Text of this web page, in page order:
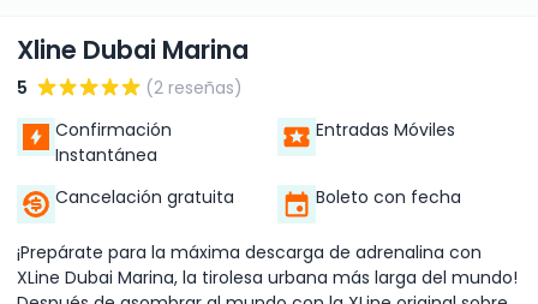
Xline Dubai Marina
5
(2 reseñas)
Confirmación
Instantánea
Entradas Móviles
Cancelación gratuita Boleto con fecha
¡Prepárate para la máxima descarga de adrenalina con
XLine Dubai Marina, la tirolesa urbana más larga del mundo!